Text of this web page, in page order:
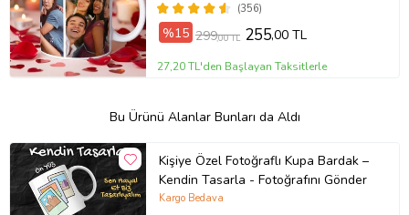
(356)
%15 299,00 TL 255,00 TL
27,20 TL'den Başlayan Taksitlerle
Bu Ürünü Alanlar Bunları da Aldı
Kişiye Özel Fotoğraflı Kupa Bardak –
Kendin Tasarla - Fotoğrafını Gönder
Kargo Bedava